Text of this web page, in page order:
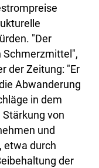
"Der
Schmerzmittel",
der Zeitung: "Er
Abwanderung
in dem
von
und
etwa durch
der